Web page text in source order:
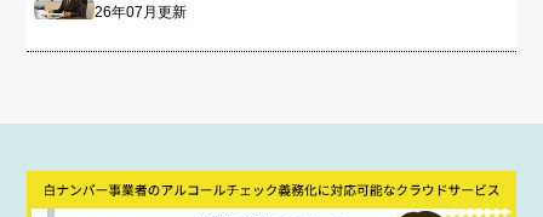
26年07月更新